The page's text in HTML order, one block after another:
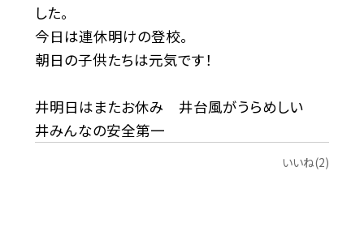
した。
今日は連休明けの登校。
朝日の子供たちは元気です！
井明日はまたお休み 井台風がうらめしい
井みんなの安全第一
いいね(2)